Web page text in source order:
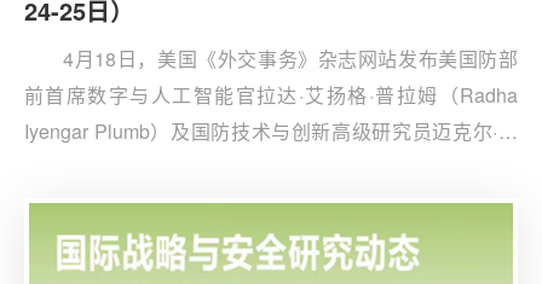
24-25日）
4月18日，美国《外交事务》杂志网站发布美国防部
前首席数字与人工智能官拉达·艾扬格·普拉姆（Radha
Iyengar Plumb）及国防技术与创新高级研究员迈克尔·霍
竞赛中犯了什么错误》。